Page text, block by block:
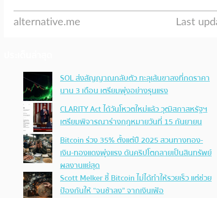
SOL ส่งสัญญาณกลับตัว ทะลุเส้นขาลงที่กดราคา
นาน 3 เดือน เตรียมพุ่งอย่างรุนแรง
CLARITY Act ได้วันโหวตใหม่แล้ว วุฒิสภาสหรัฐฯ
เตรียมพิจารณาร่างกฎหมายวันที่ 15 กันยายน
Bitcoin ร่วง 35% ตั้งแต่ปี 2025 สวนทางทอง-
เงิน-ทองแดงพุ่งแรง ดันคริปโตกลายเป็นสินทรัพย์
ผลงานแย่สุด
Scott Melker ชี้ Bitcoin ไม่ได้ทำให้รวยเร็ว แต่ช่วย
ป้องกันให้ “จนช้าลง” จากเงินเฟ้อ